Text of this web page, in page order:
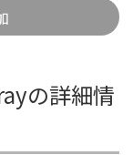
の詳細情